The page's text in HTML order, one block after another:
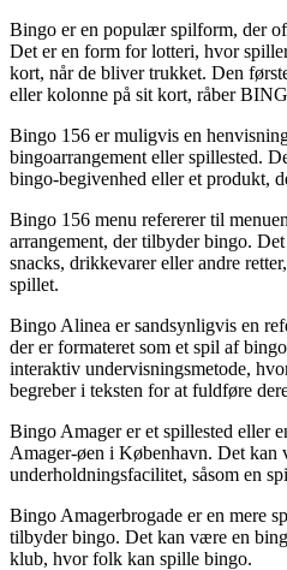
Bingo er en populær spilform, der
Det er en form for lotteri, hvor
kort, når de bliver trukket. Den
eller kolonne på sit kort, råber
Bingo 156 er muligvis en
bingoarrangement eller spillested.
bingo-begivenhed eller et produkt,
Bingo 156 menu refererer til
arrangement, der tilbyder bingo.
snacks, drikkevarer eller andre
spillet.
Bingo Alinea er sandsynligvis en
der er formateret som et spil af
interaktiv undervisningsmetode,
begreber i teksten for at fuldføre
Bingo Amager er et spillested eller
Amager-øen i København. Det kan
underholdningsfacilitet, såsom en
Bingo Amagerbrogade er en mere
tilbyder bingo. Det kan være en
klub, hvor folk kan spille bingo.